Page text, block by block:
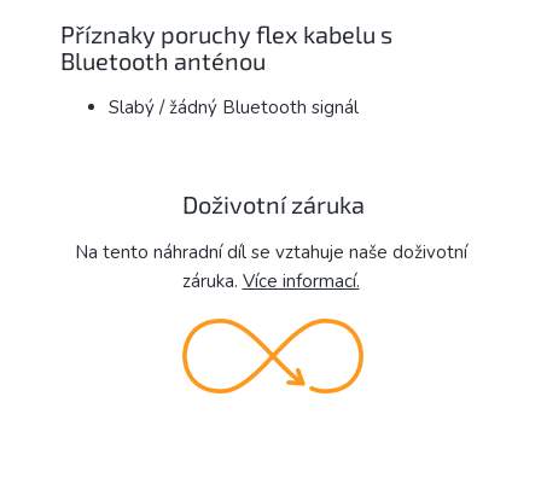
Příznaky poruchy flex kabelu s
Bluetooth anténou
Slabý / žádný Bluetooth signál
Doživotní záruka
Na tento náhradní díl se vztahuje naše doživotní
záruka. Více informací.